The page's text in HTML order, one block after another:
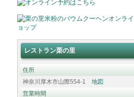
レストラン栗の里
住所
神奈川厚木市山際554-1 地図
営業時間